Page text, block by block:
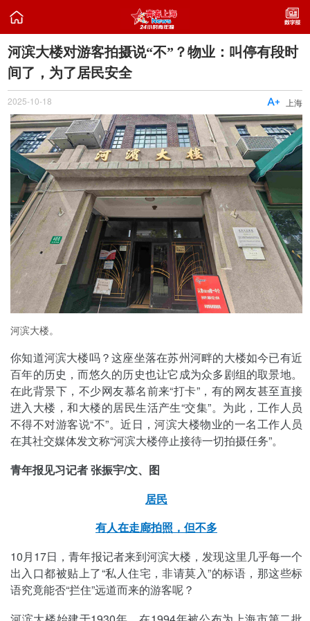

河滨大楼对游客拍摄说“不”？物业：叫停有段时
间了，为了居民安全
2025-10-18 上海

河滨大楼。
你知道河滨大楼吗？这座坐落在苏州河畔的大楼如今已有近
百年的历史，而悠久的历史也让它成为众多剧组的取景地。
在此背景下，不少网友慕名前来“打卡”，有的网友甚至直接
进入大楼，和大楼的居民生活产生“交集”。为此，工作人员
不得不对游客说“不”。近日，河滨大楼物业的一名工作人员
在其社交媒体发文称“河滨大楼停止接待一切拍摄任务”。
青年报见习记者 张振宇/文、图
居民
有人在走廊拍照，但不多
10月17日，青年报记者来到河滨大楼，发现这里几乎每一个
出入口都被贴上了“私人住宅，非请莫入”的标语，那这些标
语究竟能否“拦住”远道而来的游客呢？